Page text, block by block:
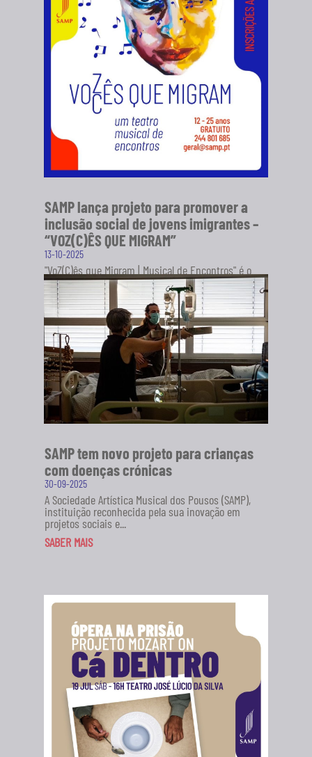
SAMP lança projeto para promover a
inclusão social de jovens imigrantes –
“VOZ(C)ÊS QUE MIGRAM”
13-10-2025
"VoZ(C)ês que Migram | Musical de Encontros" é o
novo projeto da Sociedade Artística Musical dos
Pousos (SAMP), em...
SABER MAIS
SAMP tem novo projeto para crianças
com doenças crónicas
30-09-2025
A Sociedade Artística Musical dos Pousos (SAMP),
instituição reconhecida pela sua inovação em
projetos sociais e...
SABER MAIS